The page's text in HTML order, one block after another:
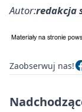
Autor:redakcja
Zaobserwuj nas!